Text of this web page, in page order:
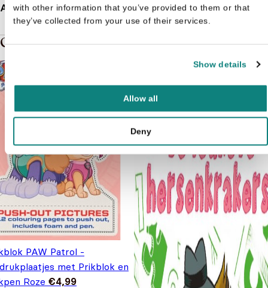
with other information that you’ve provided to them or that
they’ve collected from your use of their services.
Show details
Allow all
Deny
Afmetingen271 × 201 × 1 mm
Gerelateerde boeken in de soort: Doeboek
PAW Patrol -
met Prikblok en
Roze €4,99